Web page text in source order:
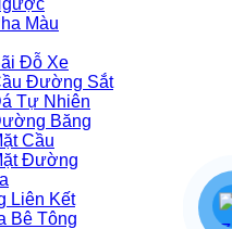
Màu
Đỗ Xe
Đường Sắt
Tự Nhiên
Băng
Cầu
Đường
Liên Kết
Bê Tông